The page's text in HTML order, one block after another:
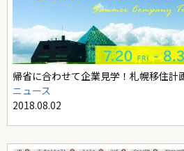
帰省に合わせて企業見学！札幌移住
ニュース
2018.08.02